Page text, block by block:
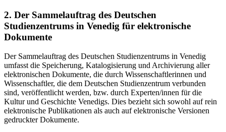
2. Der Sammelauftrag des Deutschen
Studienzentrums in Venedig für elektronische
Dokumente
Der Sammelauftrag des Deutschen Studienzentrums in Venedig
umfasst die Speicherung, Katalogisierung und Archivierung aller
elektronischen Dokumente, die durch Wissenschaftlerinnen und
Wissenschaftler, die dem Deutschen Studienzentrum verbunden
sind, veröffentlicht werden, bzw. durch Experten/innen für die
Kultur und Geschichte Venedigs. Dies bezieht sich sowohl auf rein
elektronische Publikationen als auch auf elektronische Versionen
gedruckter Dokumente.